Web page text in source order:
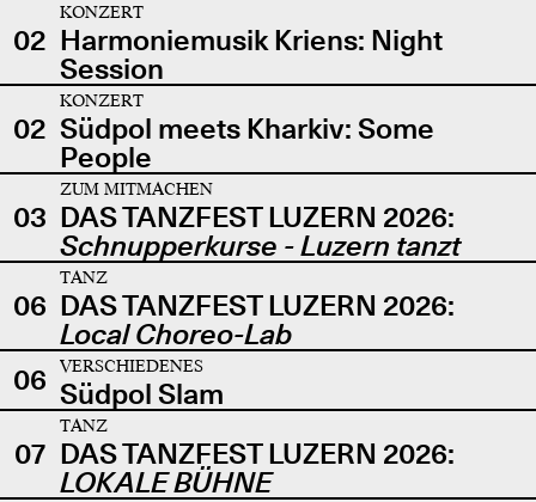
02
KONZERT
Harmoniemusik Kriens: Night
Session
02
KONZERT
Südpol meets Kharkiv: Some
People
03
ZUM MITMACHEN
DAS TANZFEST LUZERN 2026:
Schnupperkurse - Luzern tanzt
06
TANZ
DAS TANZFEST LUZERN 2026:
Local Choreo-Lab
06
VERSCHIEDENES
Südpol Slam
07
TANZ
DAS TANZFEST LUZERN 2026:
LOKALE BÜHNE